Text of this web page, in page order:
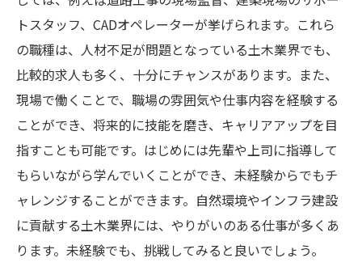
トスタッフ、CADオペレーターが挙げられます。これら
の職種は、人材不足が問題となっている土木業界でも、
比較的求人も多く、十分にチャンスがあります。また、
現場で働くことで、職場の雰囲気や仕事内容を経験する
ことができ、将来的に技能を磨き、キャリアアップを目
指すことも可能です。はじめには先輩や上司に指導して
もらいながら学んでいくことができ、未経験からでもチ
ャレンジすることができます。自然環境やインフラ建設
に貢献する土木業界には、やりがいのある仕事が多くあ
ります。未経験でも、挑戦してみると良いでしょう。